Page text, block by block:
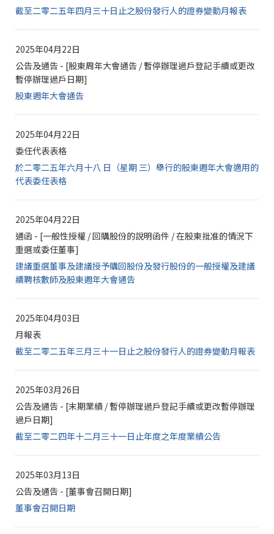
截至二零二五年四月三十日止之股份發行人的證券變動月報表
2025年04月22日
公告及通告 - [股東周年大會通告 / 暫停辦理過戶登記手續或更改
暫停辦理過戶日期]
股東週年大會通告
2025年04月22日
委任代表表格
於二零二五年六月十八 日（星期 三）舉行的股東週年大會適用的
代表委任表格
2025年04月22日
通函 - [一般性授權 / 回購股份的說明函件 / 在股東批准的情況下
重選或委任董事]
建議重選董事及建議授予購回股份及發行股份的一般授權及建議
續聘核數師及股東週年大會通告
2025年04月03日
月報表
截至二零二五年三月三十一日止之股份發行人的證券變動月報表
2025年03月26日
公告及通告 - [末期業績 / 暫停辦理過戶登記手續或更改暫停辦理
過戶日期]
截至二零二四年十二月三十一日止年度之年度業績公告
2025年03月13日
公告及通告 - [董事會召開日期]
董事會召開日期